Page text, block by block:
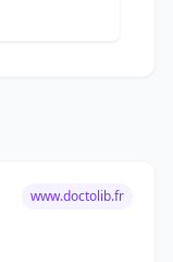
www.doctolib.fr